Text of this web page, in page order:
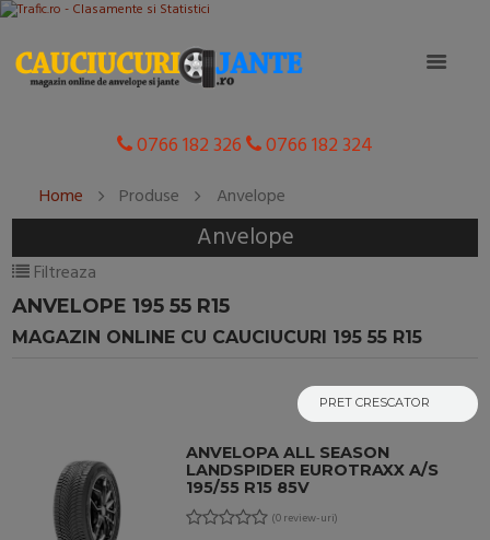
0766 182 326 0766 182 324
Home Produse Anvelope
Anvelope
Filtreaza
ANVELOPE 195 55 R15
MAGAZIN ONLINE CU CAUCIUCURI 195 55 R15
ANVELOPA ALL SEASON
LANDSPIDER EUROTRAXX A/S
195/55 R15 85V
(0 review-uri)